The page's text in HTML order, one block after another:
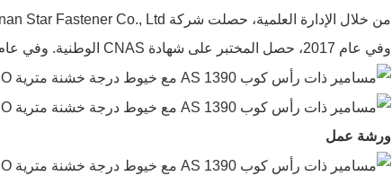
وفي عام 2017، حصل المختبر على شهادة CNAS الوطنية. وفي عام 2018، حصلت الشركة على شهادة CE الأوروبية.
ورشة عمل